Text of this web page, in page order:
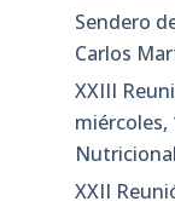
Sendero
Carlos
XXIII
miércoles,
Nutricional
XXII